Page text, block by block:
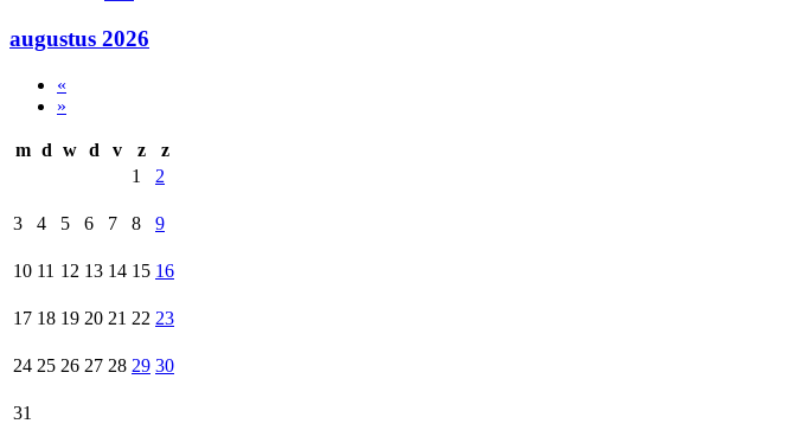
augustus 2026
«
»
m d w d v z
z
1
2
3 4 5 6 7 8 9
10 11 12 13 14 15 16
17 18 19 20 21 22 23
24 25 26 27 28 29 30
31